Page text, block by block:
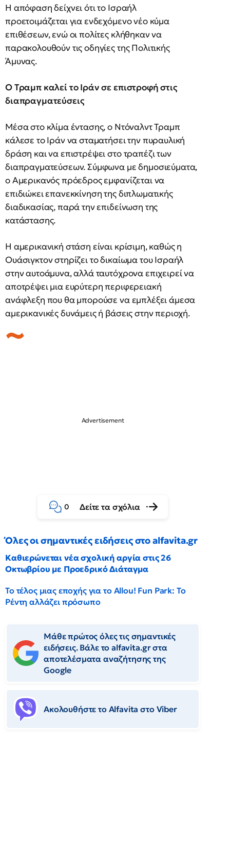
Η απόφαση δείχνει ότι το Ισραήλ
προετοιμάζεται για ενδεχόμενο νέο κύμα
επιθέσεων, ενώ οι πολίτες κλήθηκαν να
παρακολουθούν τις οδηγίες της Πολιτικής
Άμυνας.
Ο Τραμπ καλεί το Ιράν σε επιστροφή στις
διαπραγματεύσεις
Μέσα στο κλίμα έντασης, ο Ντόναλντ Τραμπ
κάλεσε το Ιράν να σταματήσει την πυραυλική
δράση και να επιστρέψει στο τραπέζι των
διαπραγματεύσεων. Σύμφωνα με δημοσιεύματα,
ο Αμερικανός πρόεδρος εμφανίζεται να
επιδιώκει επανεκκίνηση της διπλωματικής
διαδικασίας, παρά την επιδείνωση της
κατάστασης.
Η αμερικανική στάση είναι κρίσιμη, καθώς η
Ουάσιγκτον στηρίζει το δικαίωμα του Ισραήλ
στην αυτοάμυνα, αλλά ταυτόχρονα επιχειρεί να
αποτρέψει μια ευρύτερη περιφερειακή
ανάφλεξη που θα μπορούσε να εμπλέξει άμεσα
αμερικανικές δυνάμεις ή βάσεις στην περιοχή.
0 Δείτε τα σχόλια
Όλες οι σημαντικές ειδήσεις στο alfavita.gr
Καθιερώνεται νέα σχολική αργία στις 26
Οκτωβρίου με Προεδρικό Διάταγμα
Το τέλος μιας εποχής για το Allou! Fun Park: Το
Ρέντη αλλάζει πρόσωπο
Μάθε πρώτος όλες τις σημαντικές
ειδήσεις. Βάλε το alfavita.gr στα
αποτελέσματα αναζήτησης της
Google
Ακολουθήστε το Αlfavita στο Viber